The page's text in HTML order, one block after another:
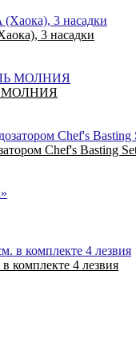
3 насадки
МОЛНИЯ
Chef's Basting
комплекте 4 лезвия